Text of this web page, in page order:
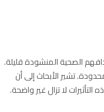
الصحية المنشودة قليلة.
تشير الأبحاث إلى أن
التأثيرات لا تزال غير واضحة.